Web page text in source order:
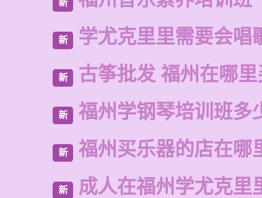
新
新 学尤克里里需要会唱
新 古筝批发 福州在哪
新 福州学钢琴培训班多
新 福州买乐器的店在哪
新 成人在福州学尤克里